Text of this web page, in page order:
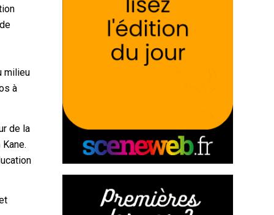
milieu
à
de la